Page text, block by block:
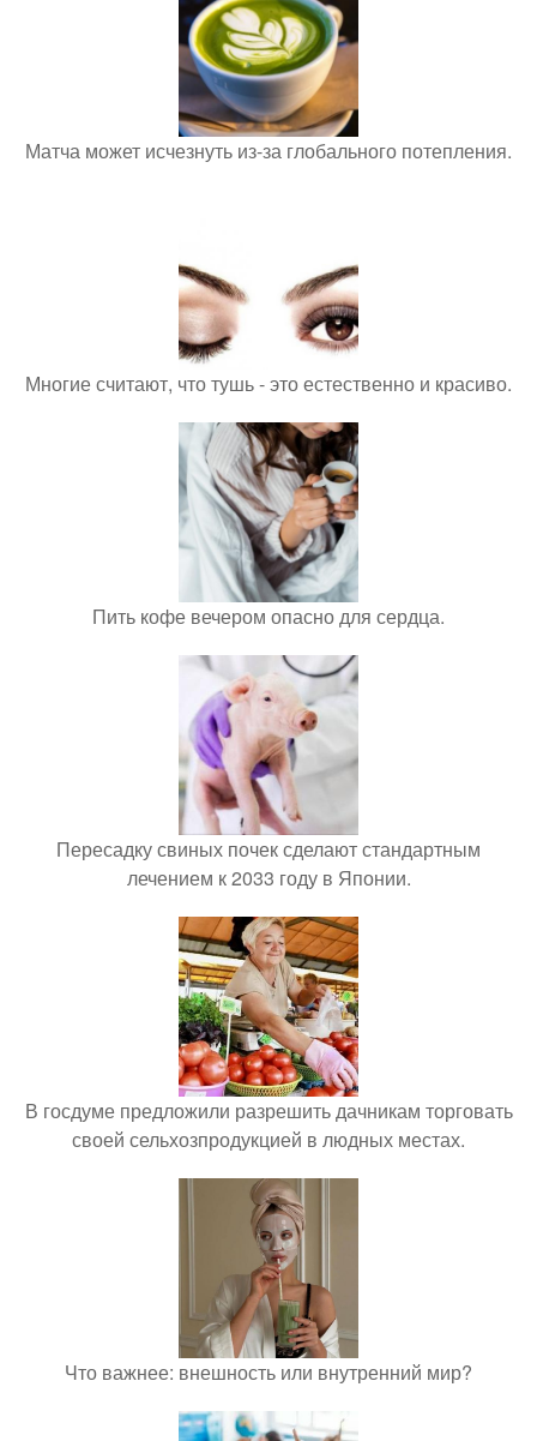
Матча может исчезнуть из-за глобального потепления.
Многие считают, что тушь - это естественно и красиво.
Пить кофе вечером опасно для сердца.
Пересадку свиных почек сделают стандартным
лечением к 2033 году в Японии.
В госдуме предложили разрешить дачникам торговать
своей сельхозпродукцией в людных местах.
Что важнее: внешность или внутренний мир?